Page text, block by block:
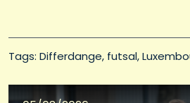
Tags: Differdange futsal